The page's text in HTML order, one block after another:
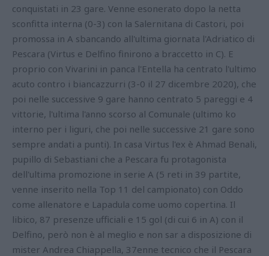
conquistati in 23 gare. Venne esonerato dopo la netta
sconfitta interna (0-3) con la Salernitana di Castori, poi
promossa in A sbancando all'ultima giornata l'Adriatico di
Pescara (Virtus e Delfino finirono a braccetto in C). E
proprio con Vivarini in panca l'Entella ha centrato l'ultimo
acuto contro i biancazzurri (3-0 il 27 dicembre 2020), che
poi nelle successive 9 gare hanno centrato 5 pareggi e 4
vittorie, l'ultima l'anno scorso al Comunale (ultimo ko
interno per i liguri, che poi nelle successive 21 gare sono
sempre andati a punti). In casa Virtus l'ex è Ahmad Benali,
pupillo di Sebastiani che a Pescara fu protagonista
dell'ultima promozione in serie A (5 reti in 39 partite,
venne inserito nella Top 11 del campionato) con Oddo
come allenatore e Lapadula come uomo copertina. Il
libico, 87 presenze ufficiali e 15 gol (di cui 6 in A) con il
Delfino, però non è al meglio e non sar a disposizione di
mister Andrea Chiappella, 37enne tecnico che il Pescara